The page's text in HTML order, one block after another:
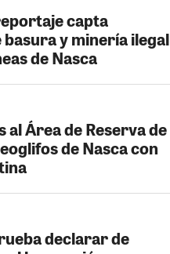
capta
y minería ilegal
de Nasca
al Área de Reserva de
de Nasca con
declarar de